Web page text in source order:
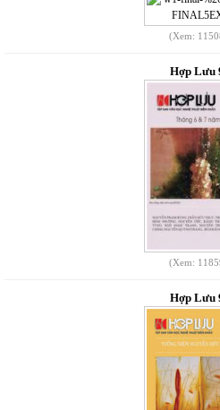
(Xem:
Hợp Lưu
(Xem:
Hợp Lưu